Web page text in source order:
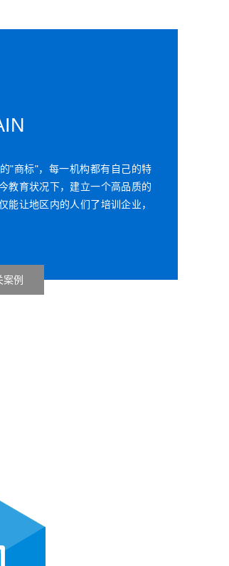
"商标"，每一机构都有自己的特
教育状况下，建立一个高品质的
能让地区内的人们了培训企业，
案例